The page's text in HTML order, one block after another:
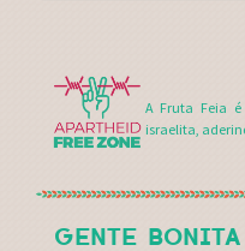
A Fruta Feia
israelita,
GENTE